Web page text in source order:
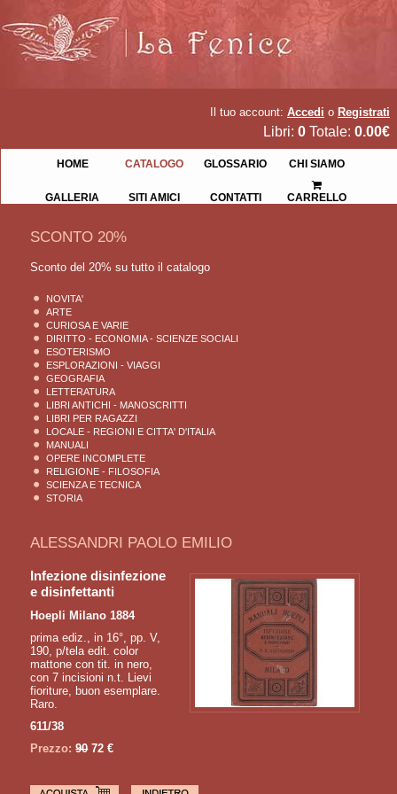
Il tuo account: Accedi o Registrati
Libri: 0 Totale: 0.00€
HOME CATALOGO GLOSSARIO CHI SIAMO
GALLERIA SITI AMICI CONTATTI CARRELLO
SCONTO 20%
Sconto del 20% su tutto il catalogo
NOVITA'
ARTE
CURIOSA E VARIE
DIRITTO - ECONOMIA - SCIENZE SOCIALI
ESOTERISMO
ESPLORAZIONI - VIAGGI
GEOGRAFIA
LETTERATURA
LIBRI ANTICHI - MANOSCRITTI
LIBRI PER RAGAZZI
LOCALE - REGIONI E CITTA' D'ITALIA
MANUALI
OPERE INCOMPLETE
RELIGIONE - FILOSOFIA
SCIENZA E TECNICA
STORIA
ALESSANDRI PAOLO EMILIO
Infezione disinfezione
e disinfettanti
Hoepli Milano 1884
prima ediz., in 16°, pp. V,
190, p/tela edit. color
mattone con tit. in nero,
con 7 incisioni n.t. Lievi
fioriture, buon esemplare.
Raro.
611/38
Prezzo: 9072 €